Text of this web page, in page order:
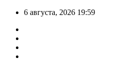
Перейти
содержимому
6 августа, 2026 19:59